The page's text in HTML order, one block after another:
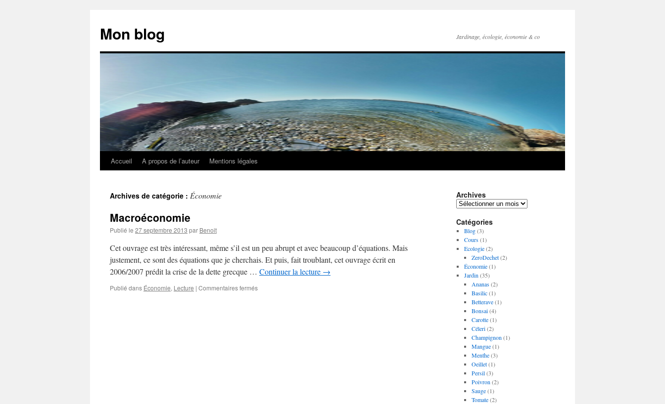
contenu
Mon blog Jardinage, écologie, économie & co
Accueil A propos de l’auteur Mentions légales
Archives de catégorie : Économie
Macroéconomie
Publié le 27 septembre 2013 par Benoit
Cet ouvrage est très intéressant, même s’il est un peu abrupt et avec beaucoup d’équations. Mais
justement, ce sont des équations que je cherchais. Et puis, fait troublant, cet ouvrage écrit en
2006/2007 prédit la crise de la dette grecque … Continuer la lecture →
Publié dans Économie, Lecture | Commentaires ferméssur
Archives
Archives
Catégories
Blog(3)
Cours(1)
Ecologie(2)
ZeroDechet(2)
Économie(1)
Jardin (35)
Ananas(2)
Basilic(1)
Betterave(1)
Bonsai(4)
Carotte(1)
Céleri(2)
Champignon (1)
Mangue(1)
Menthe(3)
Oeillet(1)
Persil(3)
Poivron (2)
Sauge(1)
Tomate(2)